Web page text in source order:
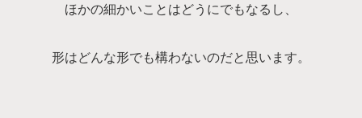
ほかの細かいことはどうにでもなるし、
形はどんな形でも構わないのだと思います。